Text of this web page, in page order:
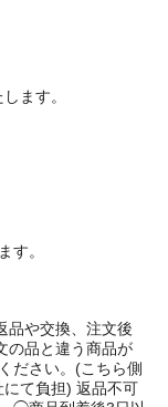
ます。
す。
品や交換、注文後
の品と違う商品が
ださい。(こちら側
にて負担) 返品不可